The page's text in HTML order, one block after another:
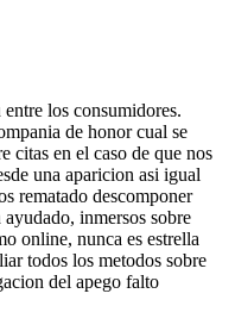
los consumidores.
de honor cual se
citas en el caso de que nos
una aparicion asi­ igual
rematado descomponer
inmersos sobre
online, nunca es estrella
todos los metodos sobre
del apego falto